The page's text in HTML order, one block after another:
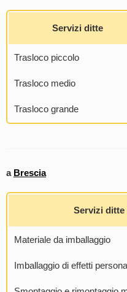
Servizi ditte
Trasloco piccolo
Trasloco medio
Trasloco grande
a Brescia
Servizi ditte
Materiale da imballaggio
Imballaggio di effetti